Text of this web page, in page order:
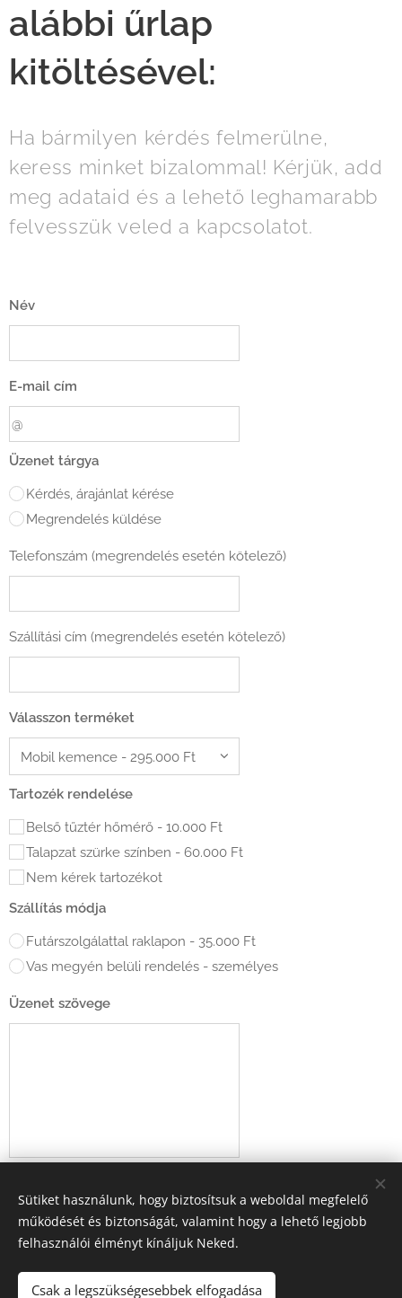
alábbi űrlap
kitöltésével:
Ha bármilyen kérdés felmerülne,
keress minket bizalommal! Kérjük, add
meg adataid és a lehető leghamarabb
felvesszük veled a kapcsolatot.
Név
E-mail cím
Üzenet tárgya
Kérdés, árajánlat kérése
Megrendelés küldése
Telefonszám (megrendelés esetén kötelező)
Szállítási cím (megrendelés esetén kötelező)
Válasszon terméket
Tartozék rendelése
Belső tűztér hőmérő - 10.000 Ft
Talapzat szürke színben - 60.000 Ft
Nem kérek tartozékot
Szállítás módja
Futárszolgálattal raklapon - 35.000 Ft
Vas megyén belüli rendelés - személyes
Üzenet szövege
Üzenet küldése
Sütiket használunk, hogy biztosítsuk a weboldal megfelelő
működését és biztonságát, valamint hogy a lehető legjobb
felhasználói élményt kínáljuk Neked.
Csak a legszükségesebbek elfogadása